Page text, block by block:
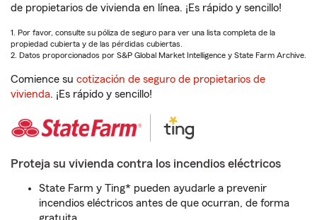
de propietarios de vivienda en línea. ¡Es rápido y sencillo!
1. Por favor, consulte su póliza de seguro para ver una lista completa de la
propiedad cubierta y de las pérdidas cubiertas.
2. Datos proporcionados por S&P Global Market Intelligence y State Farm Archive.
Comience su cotización de seguro de propietarios de
vivienda. ¡Es rápido y sencillo!
Proteja su vivienda contra los incendios eléctricos
State Farm y Ting* pueden ayudarle a prevenir
incendios eléctricos antes de que ocurran, de forma